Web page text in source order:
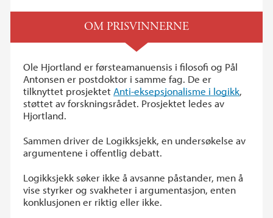
OM PRISVINNERNE
Ole Hjortland er førsteamanuensis i filosofi og Pål
Antonsen er postdoktor i samme fag. De er
tilknyttet prosjektet Anti-eksepsjonalisme i logikk,
støttet av forskningsrådet. Prosjektet ledes av
Hjortland.
Sammen driver de Logikksjekk, en undersøkelse av
argumentene i offentlig debatt.
Logikksjekk søker ikke å avsanne påstander, men å
vise styrker og svakheter i argumentasjon, enten
konklusjonen er riktig eller ikke.